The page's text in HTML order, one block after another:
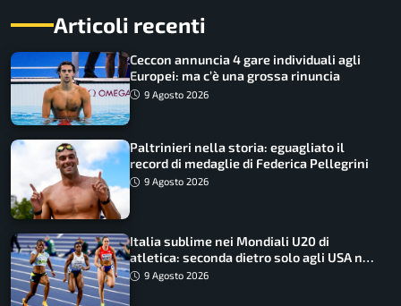
Articoli recenti
Ceccon annuncia 4 gare individuali agli
Europei: ma c’è una grossa rinuncia
9 Agosto 2026
Paltrinieri nella storia: eguagliato il
record di medaglie di Federica Pellegrini
9 Agosto 2026
Italia sublime nei Mondiali U20 di
atletica: seconda dietro solo agli USA nel
medagliere
9 Agosto 2026